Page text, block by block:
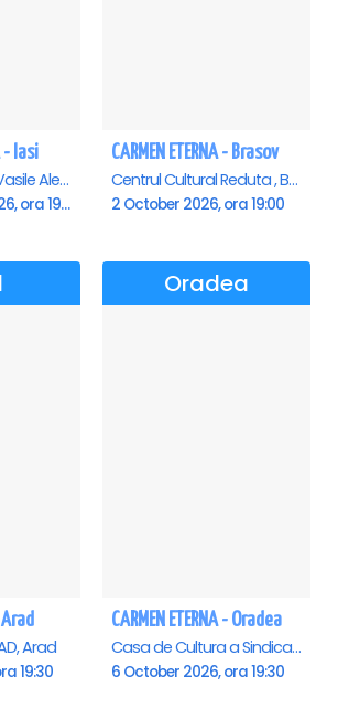
- Iasi
Teatrul National Vasile Alecsandri , Iasi
28 September 2026, ora 19:00
CARMEN ETERNA - Brasov
Centrul Cultural Reduta , Brasov
2 October 2026, ora 19:00
Arad
Arad
19:30
Oradea
CARMEN ETERNA - Oradea
Casa de Cultura a Sindicatelor , Oradea
6 October 2026, ora 19:30